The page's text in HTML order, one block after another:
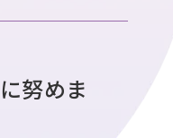
に努めま